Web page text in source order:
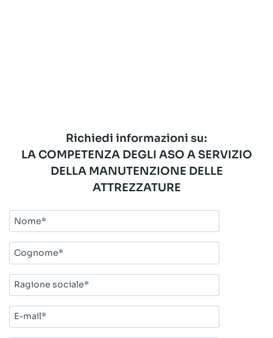
Richiedi informazioni su:
LA COMPETENZA DEGLI ASO A SERVIZIO
DELLA MANUTENZIONE DELLE
ATTREZZATURE
Nome*
Cognome*
Ragione
sociale*
E-
mail*